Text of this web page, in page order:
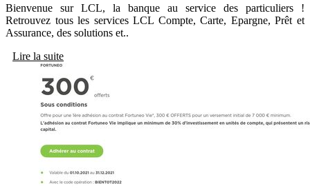
Bienvenue sur LCL, la banque au service des particuliers !
Retrouvez tous les services LCL Compte, Carte, Epargne, Prêt et
Assurance, des solutions et..
Lire la suite